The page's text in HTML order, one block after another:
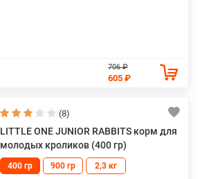
706 ₽
605 ₽
(8)
LITTLE ONE JUNIOR RABBITS корм для
молодых кроликов (400 гр)
400 гр 900 гр 2,3 кг